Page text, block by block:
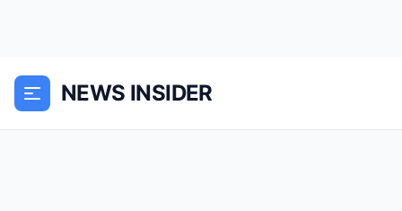
NEWS INSIDER